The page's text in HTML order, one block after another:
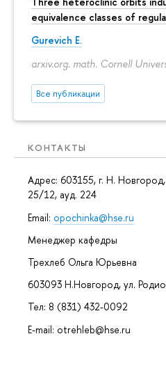
equivalence classes of
Gurevich E.
arxiv.org. math. Cornell
Все публикации
КОНТАКТЫ
Адрес: 603155, г. Н.
25/12, ауд. 224
Email: opochinka@hse.ru
Менеджер кафедры
Трехлеб Ольга Юрьевна
603093 Н.Новгород, ул.
Тел: 8 (831) 432-0092
E-mail: otrehleb@hse.ru